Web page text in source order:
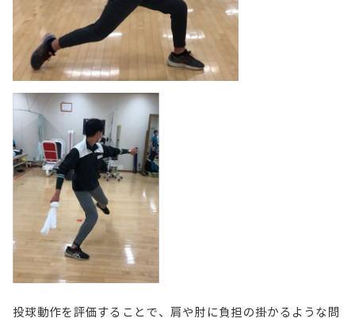
投球動作を評価することで、肩や肘に負担の掛かるような問